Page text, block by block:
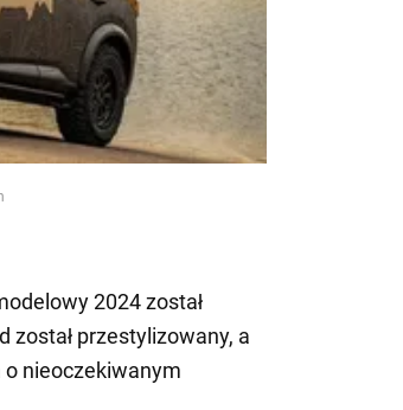
2024 został
został przestylizowany, a
o nieoczekiwanym